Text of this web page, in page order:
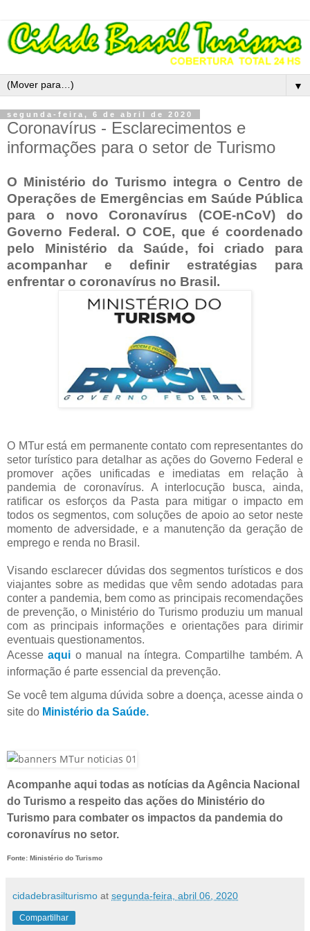
▼
segunda-feira, 6 de abril de 2020
Coronavírus - Esclarecimentos e
informações para o setor de Turismo
O Ministério do Turismo integra o Centro de
Operações de Emergências em Saúde Pública
para o novo Coronavírus (COE-nCoV) do
Governo Federal. O COE, que é coordenado
pelo Ministério da Saúde, foi criado para
acompanhar e definir estratégias para
enfrentar o coronavírus no Brasil.
O MTur está em permanente contato com representantes do
setor turístico para detalhar as ações do Governo Federal e
promover ações unificadas e imediatas em relação à
pandemia de coronavírus. A interlocução busca, ainda,
ratificar os esforços da Pasta para mitigar o impacto em
todos os segmentos, com soluções de apoio ao setor neste
momento de adversidade, e a manutenção da geração de
emprego e renda no Brasil.
Visando esclarecer dúvidas dos segmentos turísticos e dos
viajantes sobre as medidas que vêm sendo adotadas para
conter a pandemia, bem como as principais recomendações
de prevenção, o Ministério do Turismo produziu um manual
com as principais informações e orientações para dirimir
eventuais questionamentos.
Acesseaqui o manual na íntegra. Compartilhe também. A
informação é parte essencial da prevenção.
Se você tem alguma dúvida sobre a doença, acesse ainda o
site do Ministério da Saúde.
Acompanhe aqui todas as notícias da Agência Nacional
do Turismo a respeito das ações do Ministério do
Turismo para combater os impactos da pandemia do
coronavírus no setor.
Fonte: Ministério do Turismo
cidadebrasilturismo at segunda-feira, abril 06, 2020
Compartilhar